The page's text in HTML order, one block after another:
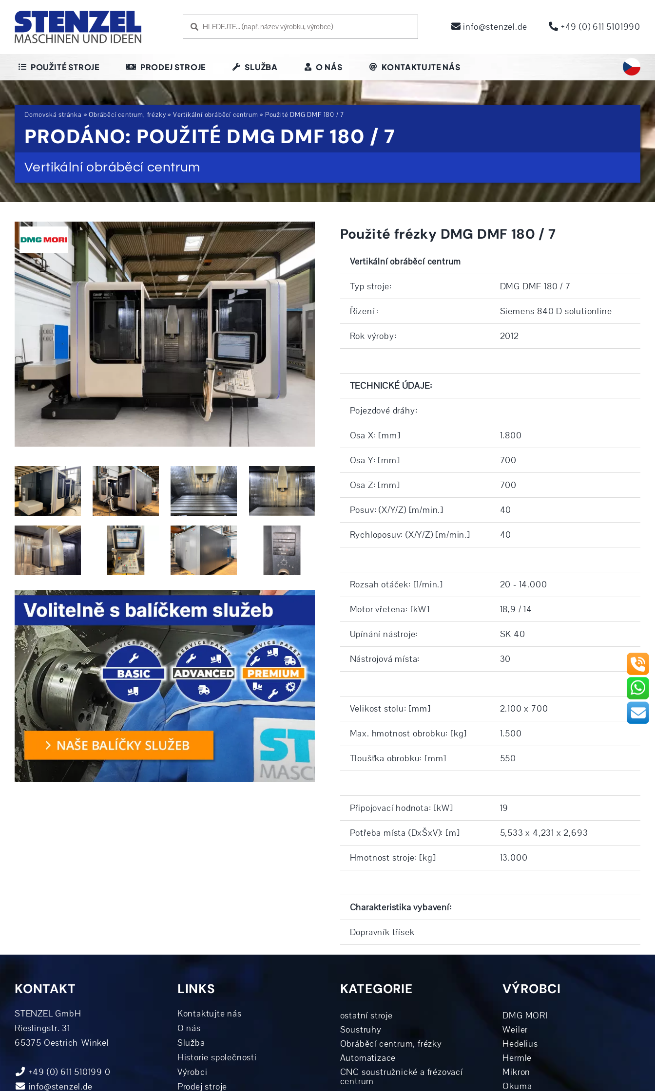
content
info@stenzel.de +49 (0) 611 5101990
POUŽITÉ STROJE PRODEJ STROJE SLUŽBA O NÁS KONTAKTUJTE NÁS
Domovská stránka »Obráběcí centrum, frézky » Vertikální obráběcí centrum » Použité DMG DMF 180 / 7
PRODÁNO: POUŽITÉ DMG DMF 180 / 7
Vertikální obráběcí centrum
Použité frézky DMG DMF 180 / 7
Vertikální obráběcí centrum
Typ stroje: DMG DMF 180 / 7
Řízení : Siemens 840 D solutionline
Rok výroby: 2012
TECHNICKÉ ÚDAJE:
Pojezdové dráhy:
Osa X: [mm] 1.800
Osa Y: [mm] 700
Osa Z: [mm] 700
Posuv: (X/Y/Z) [m/min.] 40
Rychloposuv: (X/Y/Z) [m/min.] 40
Rozsah otáček: [1/min.] 20 - 14.000
Motor vřetena: [kW] 18,9 / 14
Upínání nástroje: SK 40
Nástrojová místa: 30
Velikost stolu: [mm] 2.100 x 700
Max. hmotnost obrobku: [kg] 1.500
Tloušťka obrobku: [mm] 550
Připojovací hodnota: [kW] 19
Potřeba místa (DxŠxV): [m] 5,533 x 4,231 x 2,693
Hmotnost stroje: [kg] 13.000
Charakteristika vybavení:
Dopravník třísek
KONTAKT
STENZEL GmbH
Rieslingstr. 31
65375 Oestrich-Winkel
+49 (0) 611 510199 0
info@stenzel.de
LINKS
Kontaktujte nás
O nás
Služba
Historie společnosti
Výrobci
Prodej stroje
KATEGORIE
ostatní stroje
Soustruhy
Obráběcí centrum, frézky
Automatizace
CNC soustružnické a frézovací
centrum
VÝROBCI
DMG MORI
Weiler
Hedelius
Hermle
Mikron
Okuma